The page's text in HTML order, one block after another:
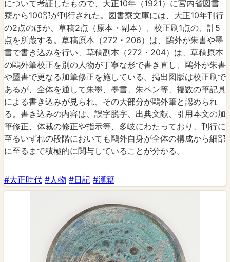
について考証したもので、大正10年（1921）に宮内省図書
寮から100部が刊行された。図書寮文庫には、大正10年刊行
の2点のほか、草稿2点（原本・副本）、校正刷1点の、計5
点を所蔵する。草稿原本（272・206）は、鷗外が朱書や墨
書で書き込みを行い、草稿副本（272・204）は、草稿原本
の鷗外筆校正を別の人物が丁寧な形で書き直し、鷗外が朱書
や墨書で更なる加筆修正を施している。掲出図版は校正刷で
あるが、全体を通して朱墨、墨書、朱ペン等、複数の筆記具
による書き込みが見られ、その大部分が鷗外筆と認められ
る。書き込みの内容は、誤字脱字、出典文献、引用本文の加
筆修正、体裁の修正や指示等、多岐にわたっており、刊行に
至るいずれの段階においても鷗外自身が全体の構成から細部
に至るまで積極的に関与していることが分かる。
#大正時代 #人物 #日記 #漢籍